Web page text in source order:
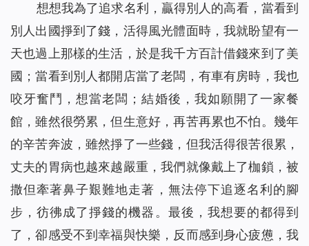
想想我為了追求名利，贏得別人的高看，當看到
別人出國掙到了錢，活得風光體面時，我就盼望有一
天也過上那樣的生活，於是我千方百計借錢來到了美
國；當看到別人都開店當了老闆，有車有房時，我也
咬牙奮鬥，想當老闆；結婚後，我如願開了一家餐
館，雖然很勞累，但生意好，再苦再累也不怕。幾年
的辛苦奔波，雖然掙了一些錢，但我活得很苦很累，
丈夫的胃病也越來越嚴重，我們就像戴上了枷鎖，被
撒但牽著鼻子艱難地走著，無法停下追逐名利的腳
步，彷彿成了掙錢的機器。最後，我想要的都得到
了，卻感受不到幸福與快樂，反而感到身心疲憊，我